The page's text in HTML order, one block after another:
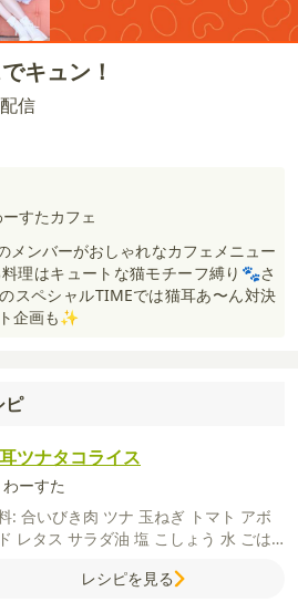
キュン！
信
すたカフェ
メンバーがおしゃれなカフェメニュー
理はキュートな猫モチーフ縛り🐾さ
スペシャルTIMEでは猫耳あ〜ん対決
企画も✨
ピ
ツナタコライス
ーすた
: 合いびき肉 ツナ 玉ねぎ トマト アボ
レタス サラダ油 塩 こしょう 水 ごは
カレールウケチャップ
レシピを見る